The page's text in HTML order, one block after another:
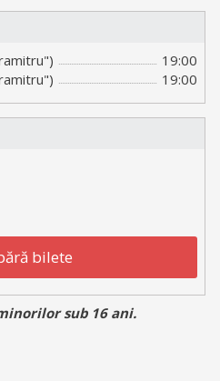
19:00
19:00
bilete
sub 16 ani.